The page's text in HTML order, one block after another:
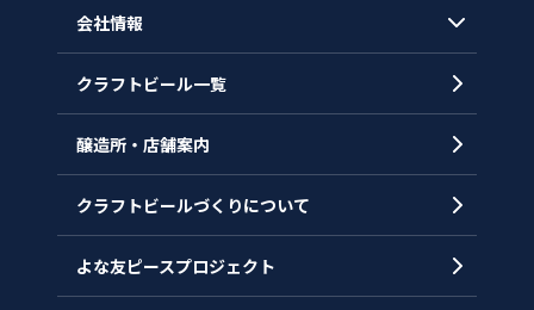
会社情報
会社概要
沿革
クラフトビール一覧
醸造所・店舗案内
クラフトビールづくりについて
よな友ピースプロジェクト